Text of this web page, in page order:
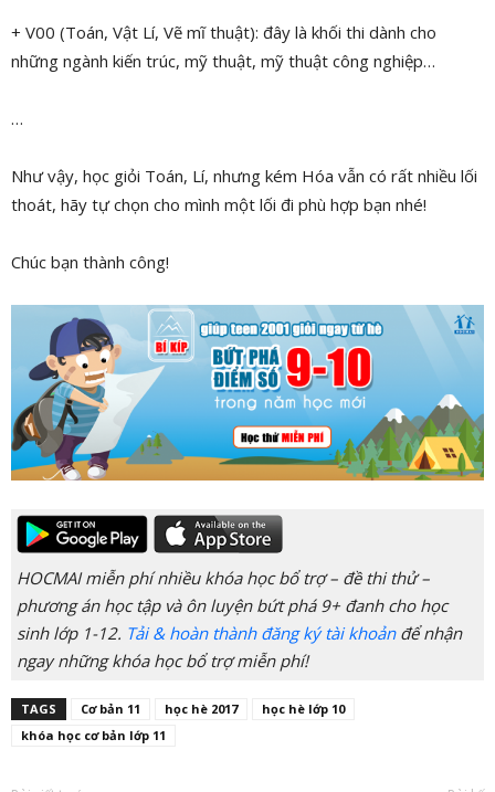
+ V00 (Toán, Vật Lí, Vẽ mĩ thuật): đây là khối thi dành cho
những ngành kiến trúc, mỹ thuật, mỹ thuật công nghiệp…
…
Như vậy, học giỏi Toán, Lí, nhưng kém Hóa vẫn có rất nhiều lối
thoát, hãy tự chọn cho mình một lối đi phù hợp bạn nhé!
Chúc bạn thành công!
HOCMAI miễn phí nhiều khóa học bổ trợ – đề thi thử –
phương án học tập và ôn luyện bứt phá 9+ đanh cho học
sinh lớp 1-12. Tải & hoàn thành đăng ký tài khoảnđể nhận
ngay những khóa học bổ trợ miễn phí!
TAGS Cơ bản 11 học hè 2017
học hè lớp 10
khóa học cơ bản lớp 11